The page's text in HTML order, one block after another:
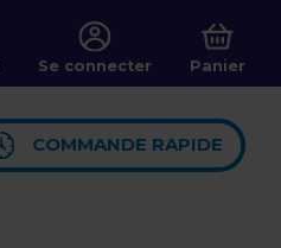
Se connecter Panier
COMMANDE RAPIDE